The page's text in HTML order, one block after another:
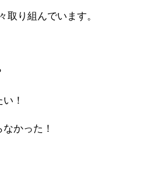
取り組んでいます。
！
かった！